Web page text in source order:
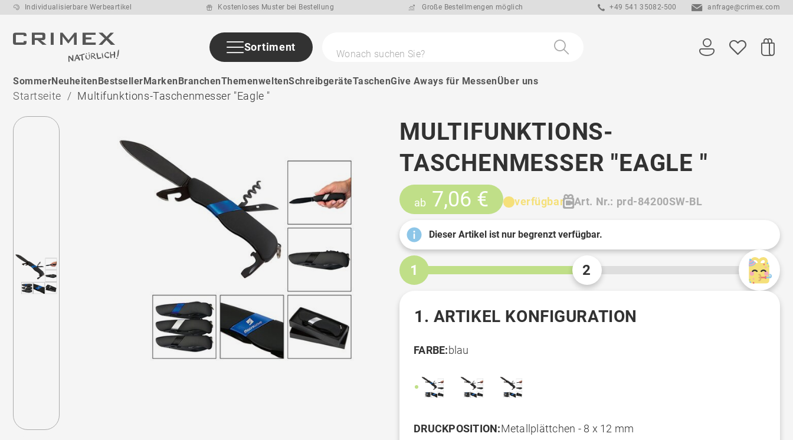
Individualisierbare Werbeartikel Kostenloses Muster bei Bestellung Große Bestellmengen möglich +49 541 35082-500 anfrage@crimex.com
Sortiment
Wonach suchen Sie?
SommerNeuheitenBestsellerMarkenBranchenThemenweltenSchreibgeräteTaschenGive Aways für MessenÜber uns
Startseite Multifunktions-Taschenmesser "Eagle "
MULTIFUNKTIONS-
TASCHENMESSER "EAGLE "
ab 7,06 € verfügbar Art. Nr.: prd-84200SW-BL
Dieser Artikel ist nur begrenzt verfügbar.
1 2
1. ARTIKEL KONFIGURATION
FARBE:blau
DRUCKPOSITION:Metallplättchen - 8 x 12 mm